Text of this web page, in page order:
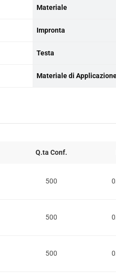
Materiale
Impronta
Testa
Materiale di
Q.ta Conf.
500
500
500